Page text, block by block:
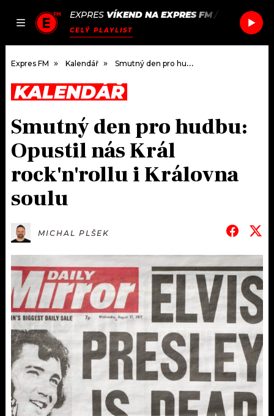
JAK
SEZNAM.CZ
EXPRES VÍKEND NA EXPRES FM/ PULP
CELÝ PLAYLIST
DOMŮ
ČLÁNKY
AKTUÁLNĚ
HUDBA
ROZHOVORY
KALENDÁŘ
KVÍZY
VIP
TRENDY
KULTURA
PODCASTY
JAK NALADIT
RÁDIO
APLIKACE
PROGRAM
PLAYLIST
JAK NALADIT
SOUTĚŽE
Expres FM Kalendář Smutný den pro hudbu: Opustil nás Král rock'n'rollu i Královna soulu
KALENDÁŘ
Smutný den pro hudbu:
Opustil nás Král
rock'n'rollu i Královna
soulu
MICHAL PLŠEK